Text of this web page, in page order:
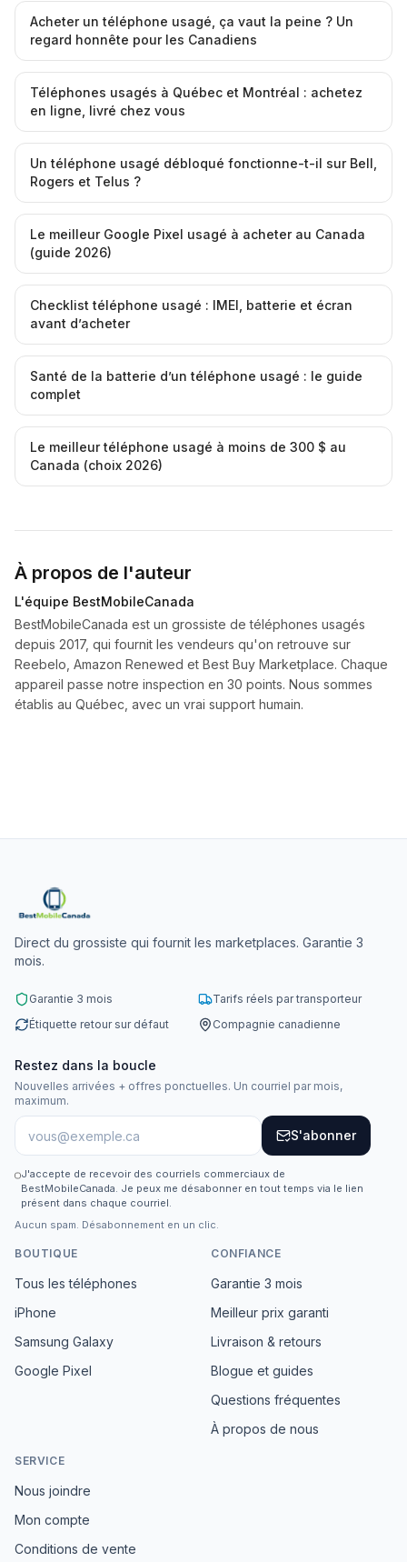
Acheter un téléphone usagé, ça vaut la peine ? Un
regard honnête pour les Canadiens
Téléphones usagés à Québec et Montréal : achetez
en ligne, livré chez vous
Un téléphone usagé débloqué fonctionne-t-il sur Bell,
Rogers et Telus ?
Le meilleur Google Pixel usagé à acheter au Canada
(guide 2026)
Checklist téléphone usagé : IMEI, batterie et écran
avant d’acheter
Santé de la batterie d’un téléphone usagé : le guide
complet
Le meilleur téléphone usagé à moins de 300 $ au
Canada (choix 2026)
À propos de l'auteur
L'équipe BestMobileCanada
BestMobileCanada est un grossiste de téléphones usagés
depuis 2017, qui fournit les vendeurs qu'on retrouve sur
Reebelo, Amazon Renewed et Best Buy Marketplace. Chaque
appareil passe notre inspection en 30 points. Nous sommes
établis au Québec, avec un vrai support humain.
Direct du grossiste qui fournit les marketplaces. Garantie 3
mois.
Garantie 3 mois
Tarifs réels par transporteur
Étiquette retour sur défaut
Compagnie canadienne
Restez dans la boucle
Nouvelles arrivées + offres ponctuelles. Un courriel par mois,
maximum.
S'abonner
J'accepte de recevoir des courriels commerciaux de
BestMobileCanada. Je peux me désabonner en tout temps via le lien
présent dans chaque courriel.
Aucun spam. Désabonnement en un clic.
BOUTIQUE
Tous les téléphones
iPhone
Samsung Galaxy
Google Pixel
CONFIANCE
Garantie 3 mois
Meilleur prix garanti
Livraison & retours
Blogue et guides
Questions fréquentes
À propos de nous
SERVICE
Nous joindre
Mon compte
Conditions de vente